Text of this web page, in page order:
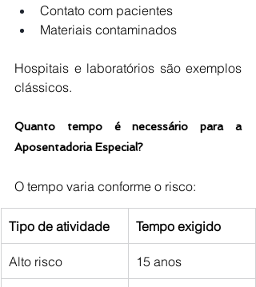
Contato com pacientes
Materiais contaminados
Hospitais e laboratórios são exemplos
clássicos.
Quanto tempo é necessário para a
Aposentadoria Especial?
O tempo varia conforme o risco:
Tipo de atividade Tempo exigido
Alto risco 15 anos